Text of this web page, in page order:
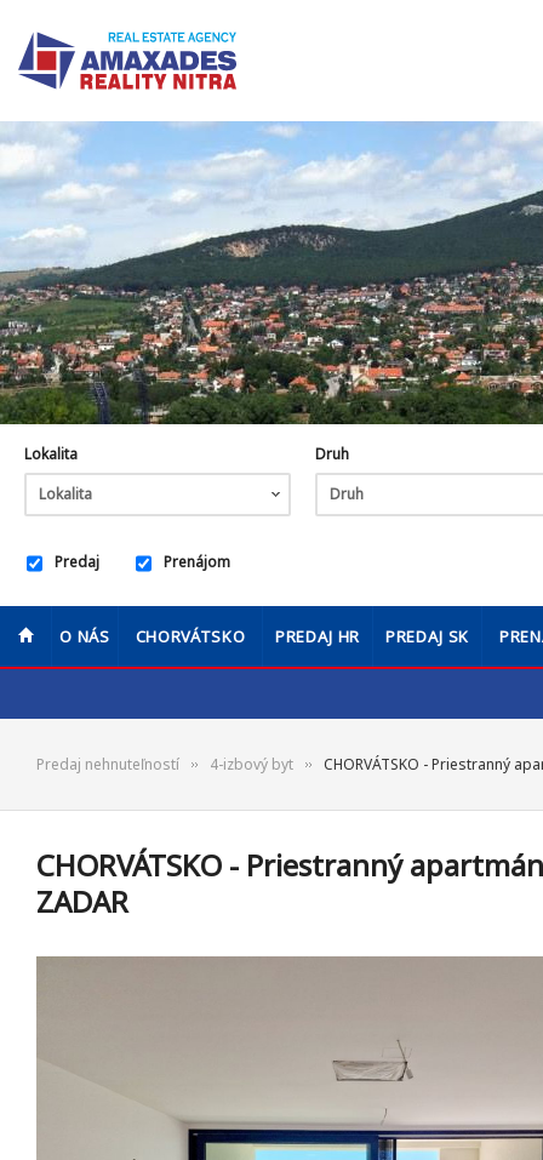
Predaj nehnuteľností 4-izbový byt CHORVÁTSKO - Priestranný
CHORVÁTSKO - Priestranný
ZADAR
O NÁS CHORVÁTSKO PREDAJ HR PREDAJ SK
Lokalita
Lokalita
Druh
Druh
Predaj Prenájom